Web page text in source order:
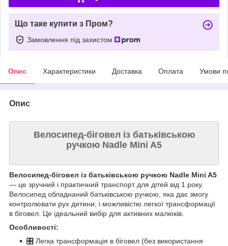
Що таке купити з Пром?
Замовлення під захистом
Опис Характеристики Доставка Оплата Умови
Опис
Велосипед-біговел із батьківською
ручкою Nadle Mini A5
Велосипед-біговел із батьківською ручкою Nadle Mini A5
— це зручний і практичний транспорт для дітей від 1 року.
Велосипед обладнаний батьківською ручкою, яка дає змогу
контролювати рух дитини, і можливістю легкої трансформації
в біговел. Це ідеальний вибір для активних малюків.
Особливості:
🎛️ Легка трансформація в біговел (без використання